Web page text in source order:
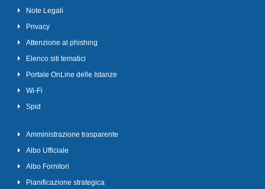
Note Legali
Privacy
Attenzione al phishing
Elenco siti tematici
Portale OnLine delle Istanze
Wi-Fi
Spid
Amministrazione trasparente
Albo Ufficiale
Albo Fornitori
Pianificazione strategica